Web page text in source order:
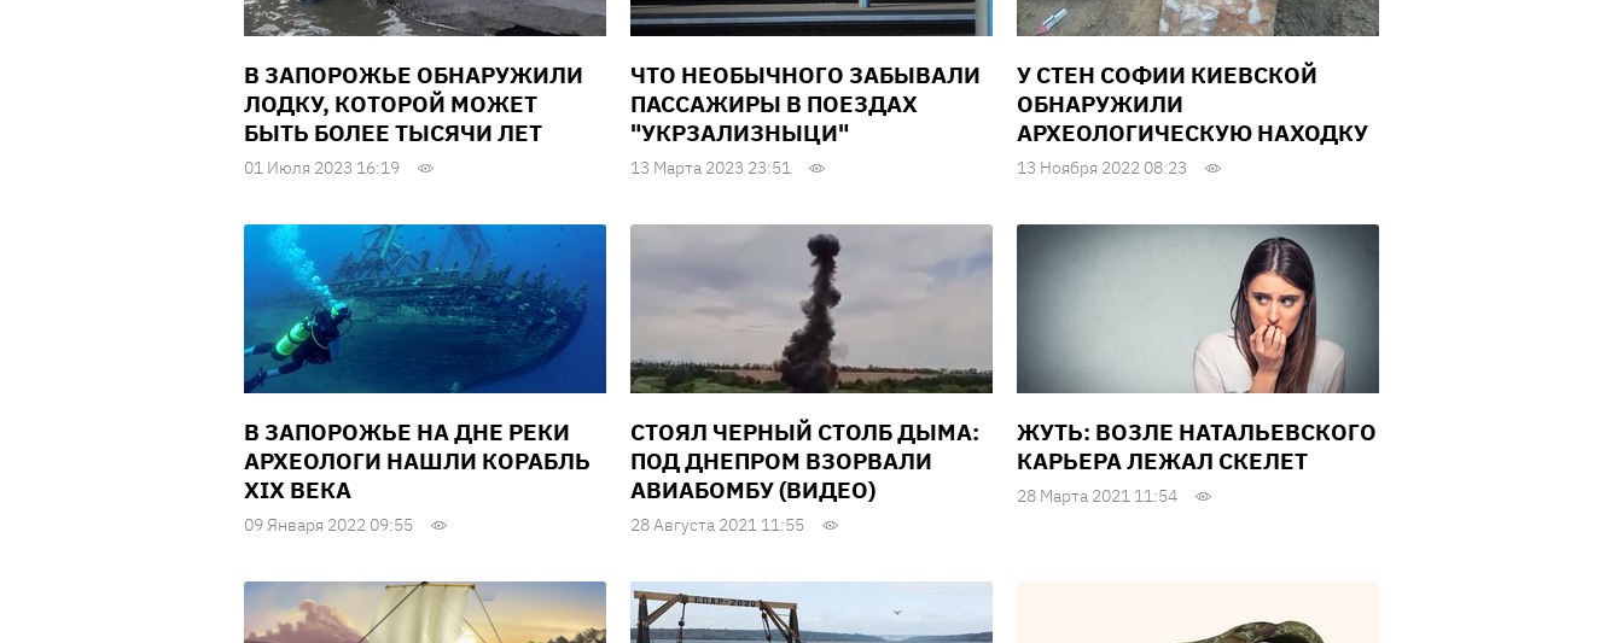
В ЗАПОРОЖЬЕ ОБНАРУЖИЛИ
ЛОДКУ, КОТОРОЙ МОЖЕТ
БЫТЬ БОЛЕЕ ТЫСЯЧИ ЛЕТ
01 Июля 2023 16:19
ЧТО НЕОБЫЧНОГО ЗАБЫВАЛИ
ПАССАЖИРЫ В ПОЕЗДАХ
"УКРЗАЛИЗНЫЦИ"
13 Марта 2023 23:51
У СТЕН СОФИИ КИЕВСКОЙ
ОБНАРУЖИЛИ
АРХЕОЛОГИЧЕСКУЮ НАХОДКУ
13 Ноября 2022 08:23
В ЗАПОРОЖЬЕ НА ДНЕ РЕКИ
АРХЕОЛОГИ НАШЛИ КОРАБЛЬ
XIX ВЕКА
09 Января 2022 09:55
СТОЯЛ ЧЕРНЫЙ СТОЛБ ДЫМА:
ПОД ДНЕПРОМ ВЗОРВАЛИ
АВИАБОМБУ (ВИДЕО)
28 Августа 2021 11:55
ЖУТЬ: ВОЗЛЕ НАТАЛЬЕВСКОГО
КАРЬЕРА ЛЕЖАЛ СКЕЛЕТ
28 Марта 2021 11:54